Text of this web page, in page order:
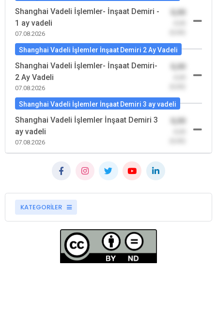
Shanghai Vadeli İşlemler- İnşaat Demiri -
1 ay vadeli
07.08.2026
Shanghai Vadeli İşlemler İnşaat Demiri 2 Ay Vadeli
Shanghai Vadeli İşlemler- İnşaat Demiri-
2 Ay Vadeli
07.08.2026
Shanghai Vadeli İşlemler İnşaat Demiri 3 ay vadeli
Shanghai Vadeli İşlemler İnşaat Demiri 3
ay vadeli
07.08.2026
KATEGORİLER